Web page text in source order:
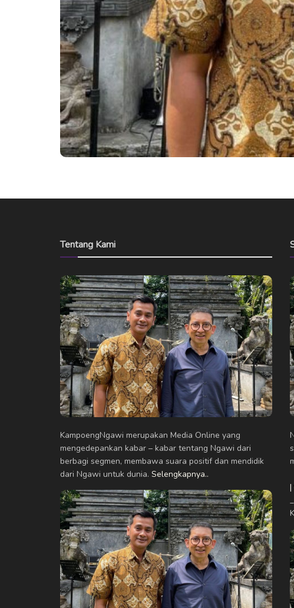
Tentang Kami
KampoengNgawi merupakan Media Online yang
mengedepankan kabar – kabar tentang Ngawi dari
berbagi segmen, membawa suara positif dan mendidik
dari Ngawi untuk dunia. Selengkapnya..
|